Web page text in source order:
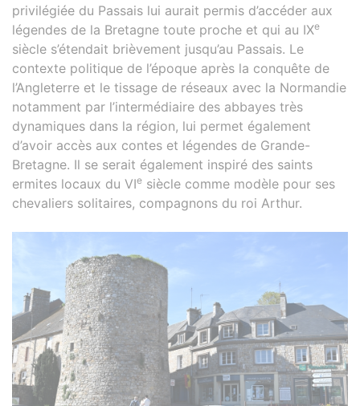
privilégiée du Passais lui aurait permis d’accéder aux
légendes de la Bretagne toute proche et qui au IXe
siècle s’étendait brièvement jusqu’au Passais. Le
contexte politique de l’époque après la conquête de
l’Angleterre et le tissage de réseaux avec la Normandie
notamment par l’intermédiaire des abbayes très
dynamiques dans la région, lui permet également
d’avoir accès aux contes et légendes de Grande-
Bretagne. Il se serait également inspiré des saints
ermites locaux du VIe siècle comme modèle pour ses
chevaliers solitaires, compagnons du roi Arthur.